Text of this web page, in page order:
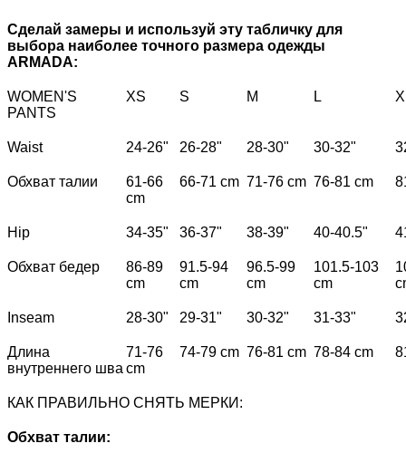
Сделай замеры и используй эту табличку для
выбора наиболее точного размера одежды
ARMADA:
WOMEN'S
PANTS
XS S M L
Waist
Обхват талии
24-26"
61-66
cm
26-28"
66-71 cm
28-30"
71-76 cm
30-32"
76-81 cm
Hip
Обхват бедер
34-35"
86-89
cm
36-37"
91.5-94
cm
38-39"
96.5-99
cm
40-40.5"
101.5-103
cm
Inseam
Длина
внутреннего шва
28-30"
71-76
cm
29-31"
74-79 cm
30-32"
76-81 cm
31-33"
78-84 cm
КАК ПРАВИЛЬНО СНЯТЬ МЕРКИ:
Обхват талии: